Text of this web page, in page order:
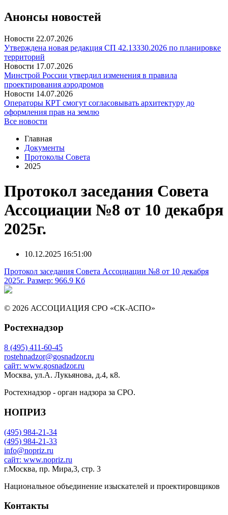
Анонсы новостей
Новости 22.07.2026
Утверждена новая редакция СП 42.13330.2026 по планировке
территорий
Новости 17.07.2026
Минстрой России утвердил изменения в правила
проектирования аэродромов
Новости 14.07.2026
Операторы КРТ смогут согласовывать архитектуру до
оформления прав на землю
Все новости
Главная
Документы
Протоколы Совета
2025
Протокол заседания Совета
Ассоциации №8 от 10 декабря
2025г.
10.12.2025 16:51:00
Протокол заседания Совета Ассоциации №8 от 10 декабря
2025г. Размер: 966.9 Кб
© 2026 АССОЦИАЦИЯ СРО «СК-АСПО»
Ростехнадзор
8 (495) 411-60-45
rostehnadzor@gosnadzor.ru
сайт: www.gosnadzor.ru
Москва, ул.А. Лукьянова, д.4, к8.
Ростехнадзор - орган надзора за СРО.
НОПРИЗ
(495) 984-21-34
(495) 984-21-33
info@nopriz.ru
сайт: www.nopriz.ru
г.Москва, пр. Мира,3, стр. 3
Национальное объединение изыскателей и проектировщиков
Контакты